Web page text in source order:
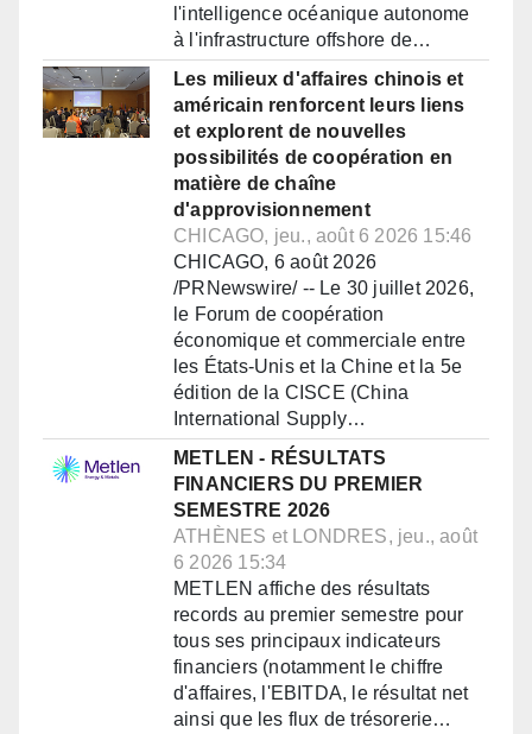
l'intelligence océanique autonome
à l'infrastructure offshore de…
Les milieux d'affaires chinois et
américain renforcent leurs liens
et explorent de nouvelles
possibilités de coopération en
matière de chaîne
d'approvisionnement
CHICAGO, jeu., août 6 2026 15:46
CHICAGO, 6 août 2026
/PRNewswire/ -- Le 30 juillet 2026,
le Forum de coopération
économique et commerciale entre
les États-Unis et la Chine et la 5e
édition de la CISCE (China
International Supply…
METLEN - RÉSULTATS
FINANCIERS DU PREMIER
SEMESTRE 2026
ATHÈNES et LONDRES, jeu., août
6 2026 15:34
METLEN affiche des résultats
records au premier semestre pour
tous ses principaux indicateurs
financiers (notamment le chiffre
d'affaires, l'EBITDA, le résultat net
ainsi que les flux de trésorerie…